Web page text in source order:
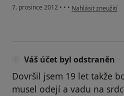
7. prosince 2012 • • • podle názoru
Nahlásit zneužití
Váš účet byl odstraněn
Dovršil jsem 19 let takže
musel odejí a vadu na